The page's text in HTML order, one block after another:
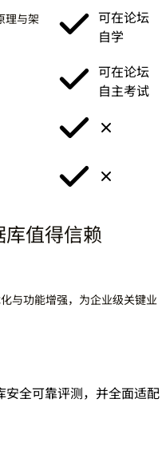
理与架
可在论坛
自学
可在论坛
自主考试
值得信赖
与功能增强，为企业级关键业
全可靠评测，并全面适配